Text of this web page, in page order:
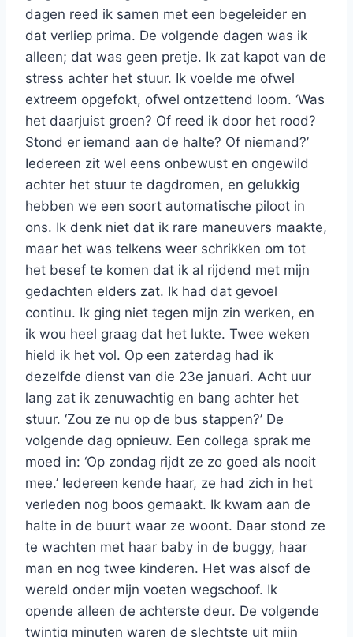
dagen reed ik samen met een begeleider en
dat verliep prima. De volgende dagen was ik
alleen; dat was geen pretje. Ik zat kapot van de
stress achter het stuur. Ik voelde me ofwel
extreem opgefokt, ofwel ontzettend loom. ‘Was
het daarjuist groen? Of reed ik door het rood?
Stond er iemand aan de halte? Of niemand?’
Iedereen zit wel eens onbewust en ongewild
achter het stuur te dagdromen, en gelukkig
hebben we een soort automatische piloot in
ons. Ik denk niet dat ik rare maneuvers maakte,
maar het was telkens weer schrikken om tot
het besef te komen dat ik al rijdend met mijn
gedachten elders zat. Ik had dat gevoel
continu. Ik ging niet tegen mijn zin werken, en
ik wou heel graag dat het lukte. Twee weken
hield ik het vol. Op een zaterdag had ik
dezelfde dienst van die 23e januari. Acht uur
lang zat ik zenuwachtig en bang achter het
stuur. ‘Zou ze nu op de bus stappen?’ De
volgende dag opnieuw. Een collega sprak me
moed in: ‘Op zondag rijdt ze zo goed als nooit
mee.’ Iedereen kende haar, ze had zich in het
verleden nog boos gemaakt. Ik kwam aan de
halte in de buurt waar ze woont. Daar stond ze
te wachten met haar baby in de buggy, haar
man en nog twee kinderen. Het was alsof de
wereld onder mijn voeten wegschoof. Ik
opende alleen de achterste deur. De volgende
twintig minuten waren de slechtste uit mijn